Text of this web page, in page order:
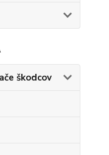
škodcov